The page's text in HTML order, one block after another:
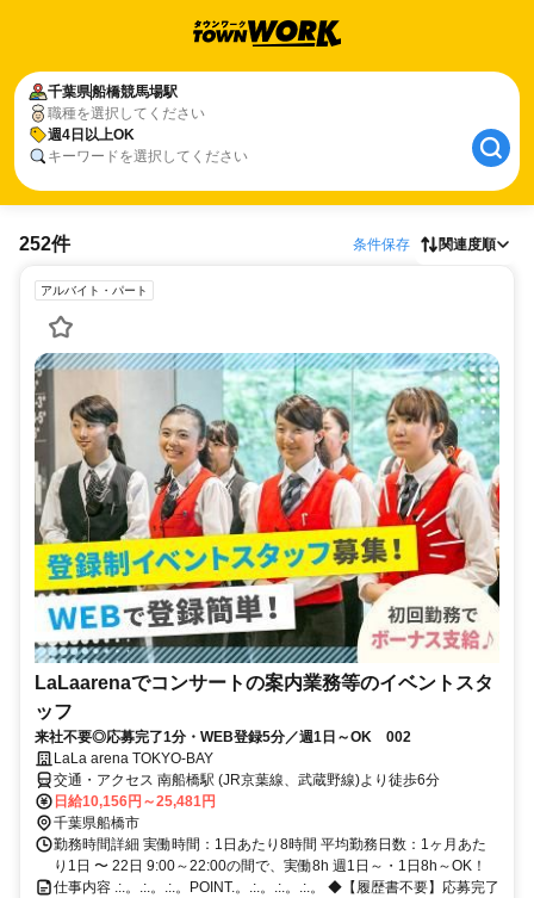
千葉県船橋競馬場駅
職種を選択してください
週4日以上OK
キーワードを選択してください
252件 条件保存 関連度順
アルバイト・パート
LaLaarenaでコンサートの案内業務等のイベントスタ
ッフ
来社不要◎応募完了1分・WEB登録5分／週1日～OK 002
LaLa arena TOKYO-BAY
交通・アクセス 南船橋駅 (JR京葉線、武蔵野線)より徒歩6分
日給10,156円～25,481円
千葉県船橋市
勤務時間詳細 実働時間：1日あたり8時間 平均勤務日数：1ヶ月あた
り1日 〜 22日 9:00～22:00の間で、実働8h 週1日～・1日8h～OK！
仕事内容 .:.。.:.。.:.。POINT.。.:.。.:.。.:.。 ◆【履歴書不要】応募完了